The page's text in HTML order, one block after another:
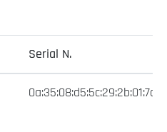
Serial N.